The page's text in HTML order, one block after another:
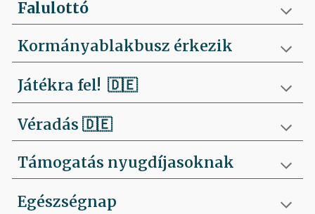
Falulottó
Kormányablakbusz érkezik
Játékra fel!🇩🇪
Véradás🇩🇪
Támogatás nyugdíjasoknak
Egészségnap